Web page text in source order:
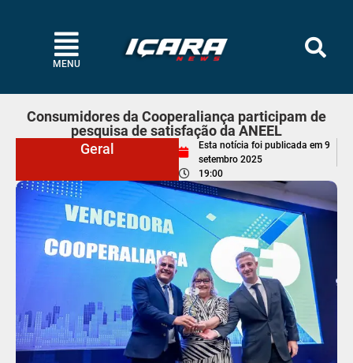
MENU
Consumidores da Cooperaliança participam de
pesquisa de satisfação da ANEEL
Geral
Esta notícia foi publicada em 9
setembro 2025
19:00